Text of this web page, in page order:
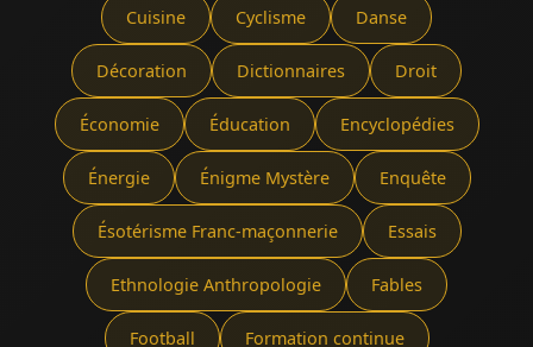
Cuisine Cyclisme Danse
Décoration Dictionnaires Droit
Économie Éducation Encyclopédies
Énergie Énigme Mystère Enquête
Ésotérisme Franc-maçonnerie Essais
Ethnologie Anthropologie Fables
Football Formation continue